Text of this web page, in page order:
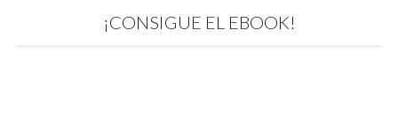
¡CONSIGUE EL EBOOK!